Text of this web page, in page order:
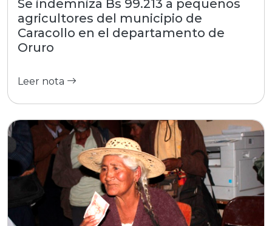
Se indemniza Bs 99.213 a pequeños
agricultores del municipio de
Caracollo en el departamento de
Oruro
Leer nota